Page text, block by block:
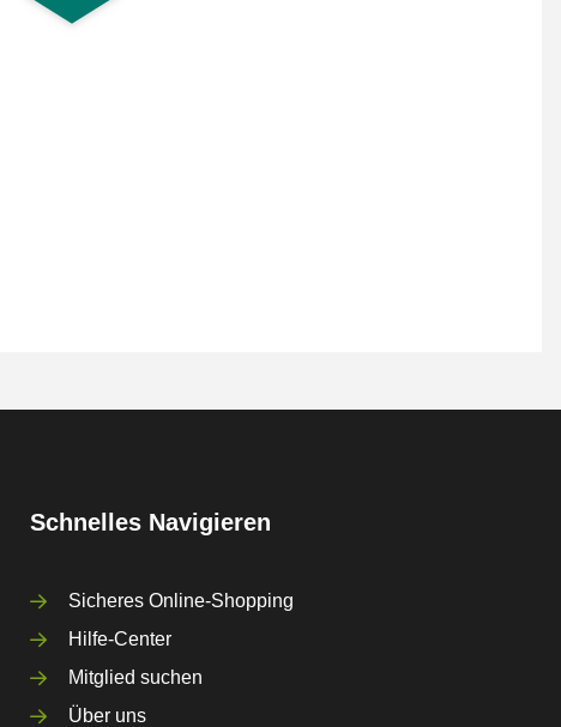
Schnelles Navigieren
Sicheres Online-Shopping
Hilfe-Center
Mitglied suchen
Über uns